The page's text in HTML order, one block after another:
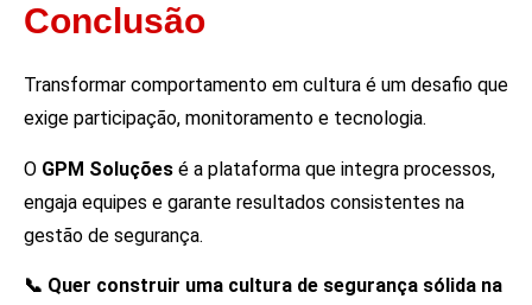
Conclusão
Transformar comportamento em cultura é um desafio que
exige participação, monitoramento e tecnologia.
O GPM Soluções é a plataforma que integra processos,
engaja equipes e garante resultados consistentes na
gestão de segurança.
📞 Quer construir uma cultura de segurança sólida na